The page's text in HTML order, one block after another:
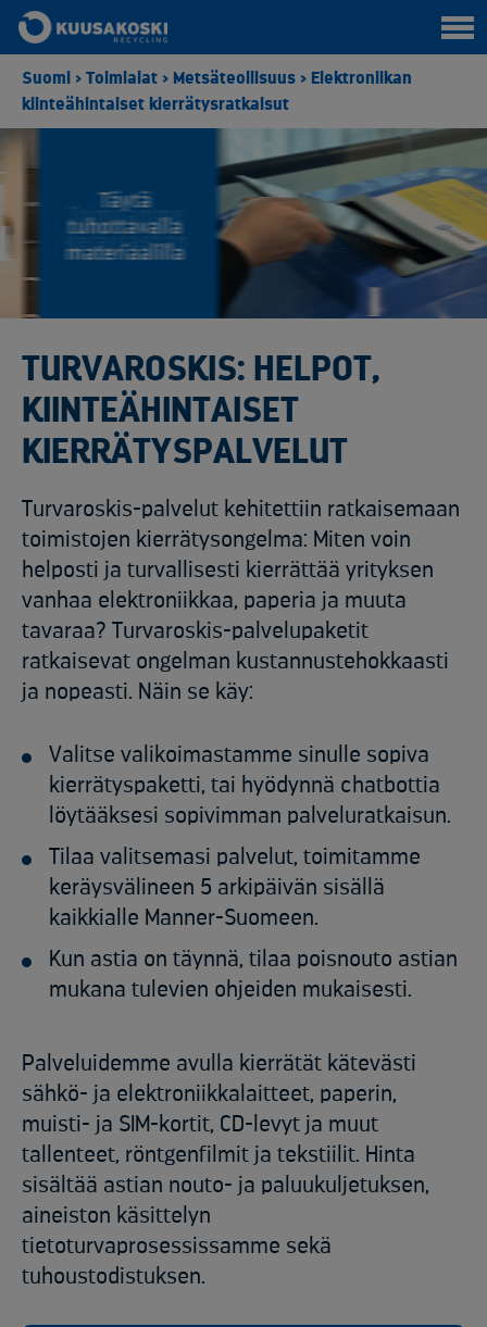
Suomi > Toimialat > Metsäteollisuus > Elektroniikan
kiinteähintaiset kierrätysratkaisut
TURVAROSKIS: HELPOT,
KIINTEÄHINTAISET
KIERRÄTYSPALVELUT
Turvaroskis-palvelut kehitettiin ratkaisemaan
toimistojen kierrätysongelma: Miten voin
helposti ja turvallisesti kierrättää yrityksen
vanhaa elektroniikkaa, paperia ja muuta
tavaraa? Turvaroskis-palvelupaketit
ratkaisevat ongelman kustannustehokkaasti
ja nopeasti. Näin se käy:
Valitse valikoimastamme sinulle sopiva
kierrätyspaketti, tai hyödynnä chatbottia
löytääksesi sopivimman palveluratkaisun.
Tilaa valitsemasi palvelut, toimitamme
keräysvälineen 5 arkipäivän sisällä
kaikkialle Manner-Suomeen.
Kun astia on täynnä, tilaa poisnouto astian
mukana tulevien ohjeiden mukaisesti.
Palveluidemme avulla kierrätät kätevästi
sähkö- ja elektroniikkalaitteet, paperin,
muisti- ja SIM-kortit, CD-levyt ja muut
tallenteet, röntgenfilmit ja tekstiilit. Hinta
sisältää astian nouto- ja paluukuljetuksen,
aineiston käsittelyn
tietoturvaprosessissamme sekä
tuhoustodistuksen.